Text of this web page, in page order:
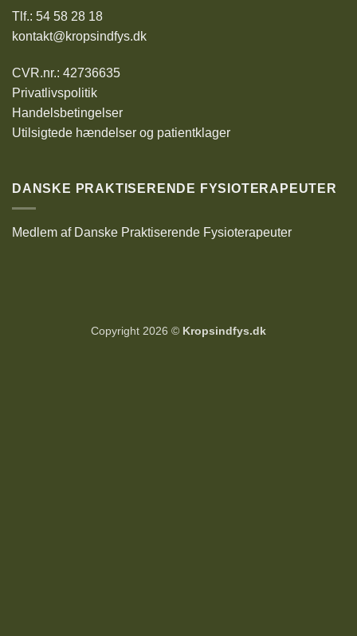
Tlf.: 54 58 28 18
kontakt@kropsindfys.dk
CVR.nr.: 42736635
Privatlivspolitik
Handelsbetingelser
Utilsigtede hændelser og patientklager
DANSKE PRAKTISERENDE FYSIOTERAPEUTER
Medlem af Danske Praktiserende Fysioterapeuter
Copyright 2026 © Kropsindfys.dk